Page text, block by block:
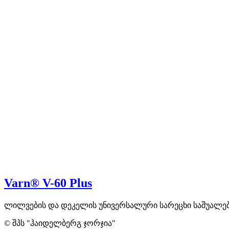
Varn® V-60 Plus
ლილვების და დეკელის უნივერსალური სარეცხი
© შპს "ჰაიდელბერგ ჯორჯია"